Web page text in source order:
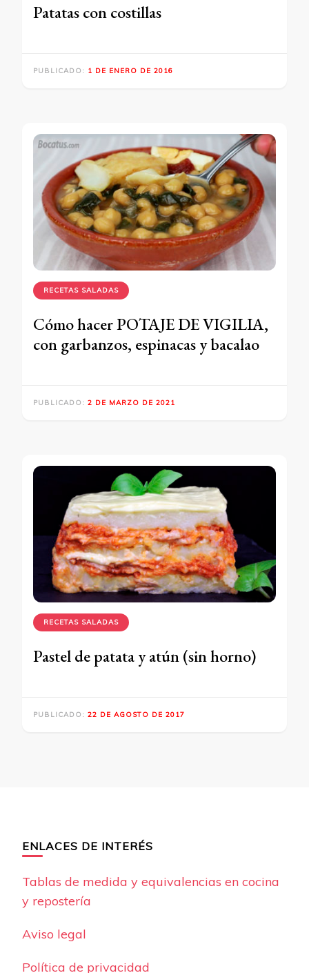
Patatas con costillas
PUBLICADO: 1 DE ENERO DE 2016
RECETAS SALADAS
Cómo hacer POTAJE DE VIGILIA,
con garbanzos, espinacas y bacalao
PUBLICADO: 2 DE MARZO DE 2021
RECETAS SALADAS
Pastel de patata y atún (sin horno)
PUBLICADO: 22 DE AGOSTO DE 2017
ENLACES DE INTERÉS
Tablas de medida y equivalencias en cocina
y repostería
Aviso legal
Política de privacidad